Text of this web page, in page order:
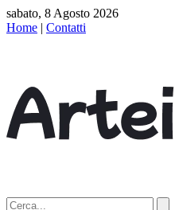
sabato, 8 Agosto 2026
Home | Contatti